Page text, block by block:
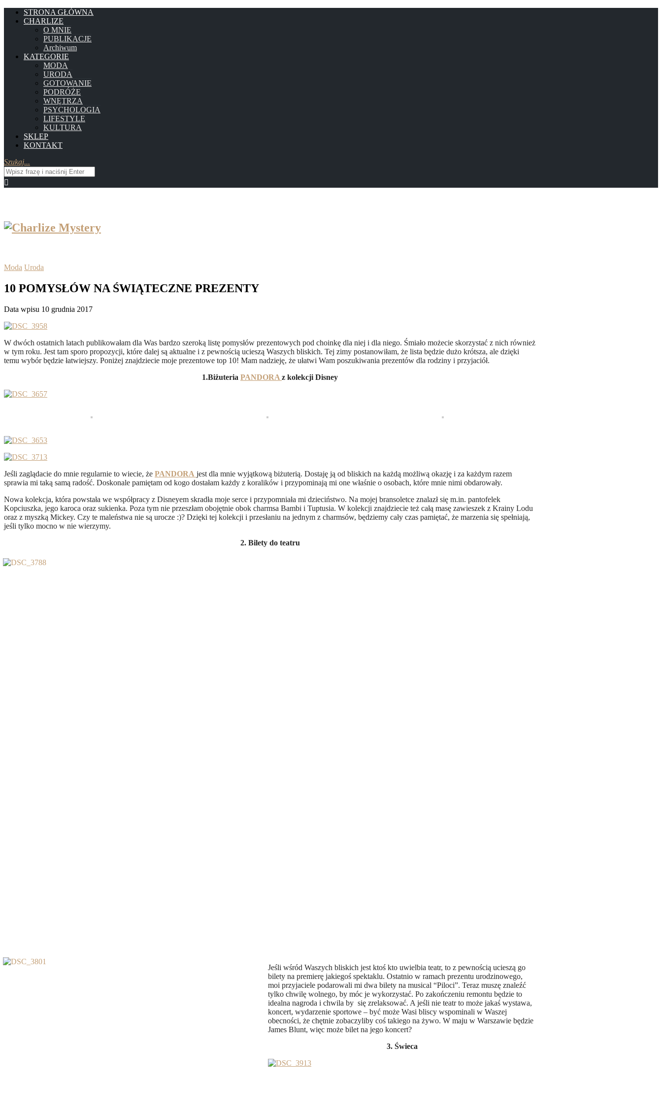
STRONA GŁÓWNA
CHARLIZE
O MNIE
PUBLIKACJE
Archiwum
KATEGORIE
MODA
URODA
GOTOWANIE
PODRÓŻE
WNĘTRZA
PSYCHOLOGIA
LIFESTYLE
KULTURA
SKLEP
KONTAKT
Szukaj...
Moda Uroda
10 POMYSŁÓW NA ŚWIĄTECZNE PREZENTY
Data wpisu 10 grudnia 2017
W dwóch ostatnich latach publikowałam dla Was bardzo szeroką listę pomysłów prezentowych pod choinkę dla niej i dla niego. Śmiało możecie skorzystać z nich również
w tym roku. Jest tam sporo propozycji, które dalej są aktualne i z pewnością ucieszą Waszych bliskich. Tej zimy postanowiłam, że lista będzie dużo krótsza, ale dzięki
temu wybór będzie łatwiejszy. Poniżej znajdziecie moje prezentowe top 10! Mam nadzieję, że ułatwi Wam poszukiwania prezentów dla rodziny i przyjaciół.
1.Biżuteria PANDORA z kolekcji Disney
Jeśli zaglądacie do mnie regularnie to wiecie, że PANDORA jest dla mnie wyjątkową biżuterią. Dostaję ją od bliskich na każdą możliwą okazję i za każdym razem
sprawia mi taką samą radość. Doskonale pamiętam od kogo dostałam każdy z koralików i przypominają mi one właśnie o osobach, które mnie nimi obdarowały.
Nowa kolekcja, która powstała we współpracy z Disneyem skradła moje serce i przypomniała mi dzieciństwo. Na mojej bransoletce znalazł się m.in. pantofelek
Kopciuszka, jego karoca oraz sukienka. Poza tym nie przeszłam obojętnie obok charmsa Bambi i Tuptusia. W kolekcji znajdziecie też całą masę zawieszek z Krainy Lodu
oraz z myszką Mickey. Czy te maleństwa nie są urocze :)? Dzięki tej kolekcji i przesłaniu na jednym z charmsów, będziemy cały czas pamiętać, że marzenia się spełniają,
jeśli tylko mocno w nie wierzymy.
2. Bilety do teatru
Jeśli wśród Waszych bliskich jest ktoś kto uwielbia teatr, to z pewnością ucieszą go
bilety na premierę jakiegoś spektaklu. Ostatnio w ramach prezentu urodzinowego,
moi przyjaciele podarowali mi dwa bilety na musical “Piloci”. Teraz muszę znaleźć
tylko chwilę wolnego, by móc je wykorzystać. Po zakończeniu remontu będzie to
idealna nagroda i chwila by się zrelaksować. A jeśli nie teatr to może jakaś wystawa,
koncert, wydarzenie sportowe – być może Wasi bliscy wspominali w Waszej
obecności, że chętnie zobaczyliby coś takiego na żywo. W maju w Warszawie będzie
James Blunt, więc może bilet na jego koncert?
3. Świeca